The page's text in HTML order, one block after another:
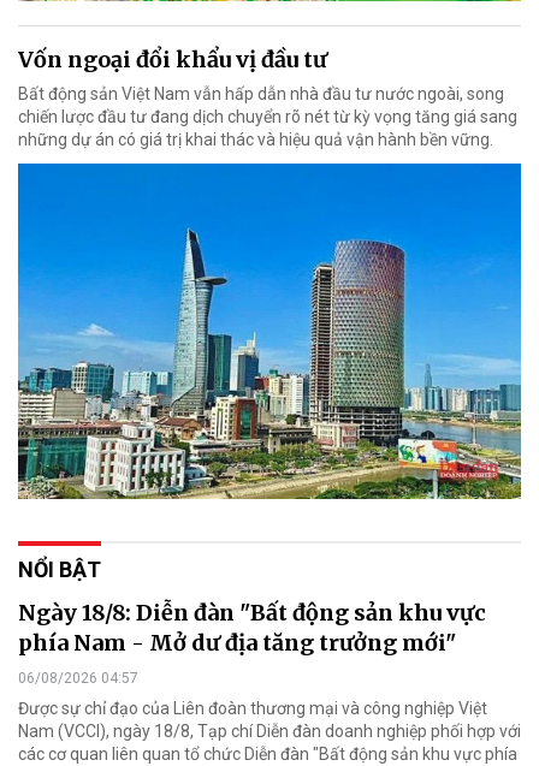
Vốn ngoại đổi khẩu vị đầu tư
Bất động sản Việt Nam vẫn hấp dẫn nhà đầu tư nước ngoài, song
chiến lược đầu tư đang dịch chuyển rõ nét từ kỳ vọng tăng giá sang
những dự án có giá trị khai thác và hiệu quả vận hành bền vững.
NỔI BẬT
Ngày 18/8: Diễn đàn "Bất động sản khu vực
phía Nam - Mở dư địa tăng trưởng mới"
06/08/2026 04:57
Được sự chỉ đạo của Liên đoàn thương mại và công nghiệp Việt
Nam (VCCI), ngày 18/8, Tạp chí Diễn đàn doanh nghiệp phối hợp với
các cơ quan liên quan tổ chức Diễn đàn "Bất động sản khu vực phía